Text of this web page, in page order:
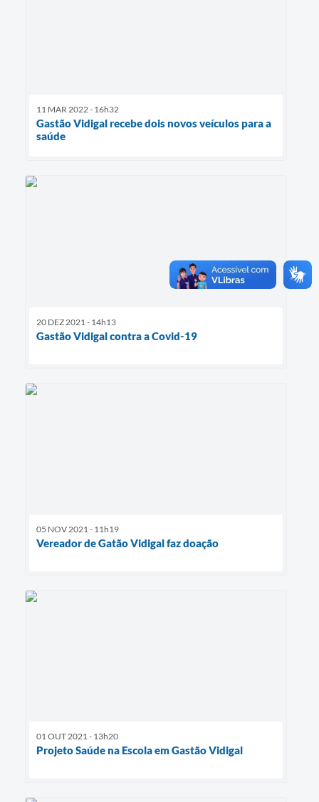
11 MAR 2022 - 16h32
Gastão Vidigal recebe dois novos veículos para a
saúde
20 DEZ 2021 - 14h13
Gastão Vidigal contra a Covid-19
05 NOV 2021 - 11h19
Vereador de Gatão Vidigal faz doação
01 OUT 2021 - 13h20
Projeto Saúde na Escola em Gastão Vidigal